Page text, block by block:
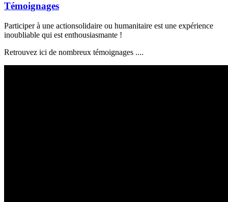
Témoignages
Participer à une actionsolidaire ou humanitaire est une expérience
inoubliable qui est enthousiasmante !
Retrouvez ici de nombreux témoignages ....